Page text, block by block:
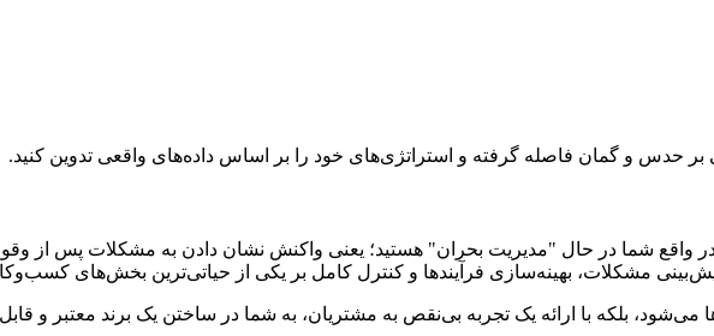
حدس و گمان فاصله گرفته و استراتژی‌های خود را بر اساس داده‌های واقعی تدوین کنید.
واقع شما در حال "مدیریت بحران" هستید؛ یعنی واکنش نشان دادن به مشکلات پس از
مشکلات، بهینه‌سازی فرآیندها و کنترل کامل بر یکی از حیاتی‌ترین بخش‌های
می‌شود، بلکه با ارائه یک تجربه بی‌نقص به مشتریان، به شما در ساختن یک برند معتبر و